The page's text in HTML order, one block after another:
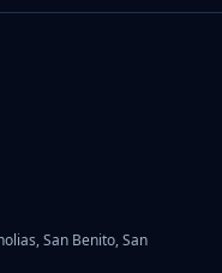
San Benito, San